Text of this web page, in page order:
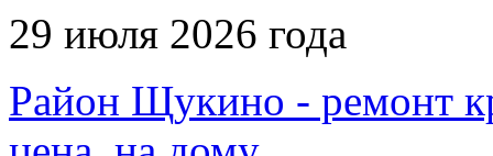
29 июля 2026 года
Район Щукино - ремонт